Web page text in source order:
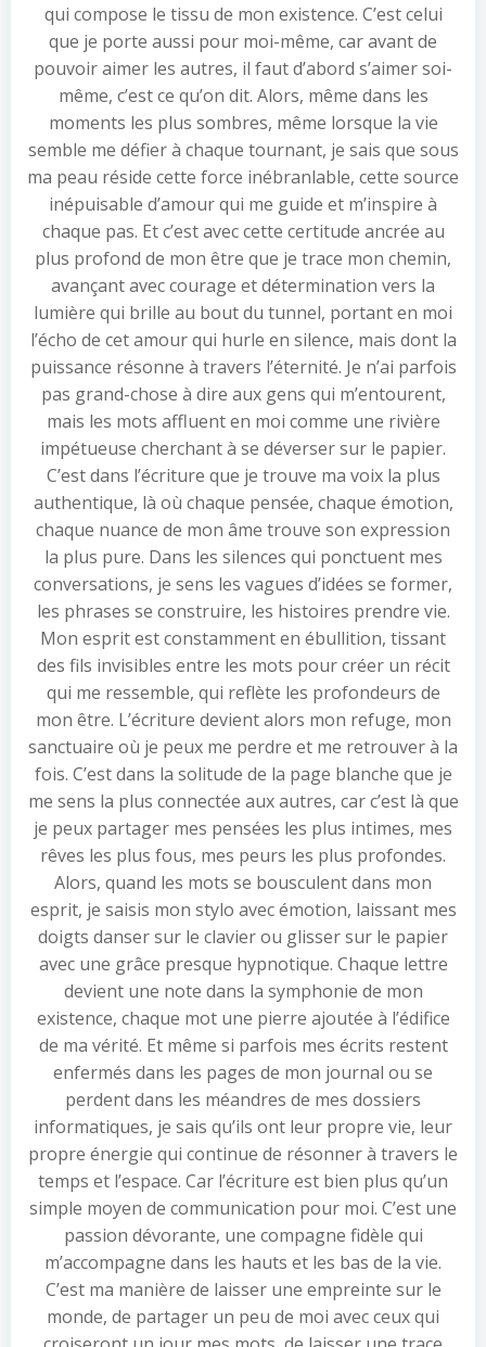
qui compose le tissu de mon existence. C’est celui
que je porte aussi pour moi-même, car avant de
pouvoir aimer les autres, il faut d’abord s’aimer soi-
même, c’est ce qu’on dit. Alors, même dans les
moments les plus sombres, même lorsque la vie
semble me défier à chaque tournant, je sais que sous
ma peau réside cette force inébranlable, cette source
inépuisable d’amour qui me guide et m’inspire à
chaque pas. Et c’est avec cette certitude ancrée au
plus profond de mon être que je trace mon chemin,
avançant avec courage et détermination vers la
lumière qui brille au bout du tunnel, portant en moi
l’écho de cet amour qui hurle en silence, mais dont la
puissance résonne à travers l’éternité. Je n’ai parfois
pas grand-chose à dire aux gens qui m’entourent,
mais les mots affluent en moi comme une rivière
impétueuse cherchant à se déverser sur le papier.
C’est dans l’écriture que je trouve ma voix la plus
authentique, là où chaque pensée, chaque émotion,
chaque nuance de mon âme trouve son expression
la plus pure. Dans les silences qui ponctuent mes
conversations, je sens les vagues d’idées se former,
les phrases se construire, les histoires prendre vie.
Mon esprit est constamment en ébullition, tissant
des fils invisibles entre les mots pour créer un récit
qui me ressemble, qui reflète les profondeurs de
mon être. L’écriture devient alors mon refuge, mon
sanctuaire où je peux me perdre et me retrouver à la
fois. C’est dans la solitude de la page blanche que je
me sens la plus connectée aux autres, car c’est là que
je peux partager mes pensées les plus intimes, mes
rêves les plus fous, mes peurs les plus profondes.
Alors, quand les mots se bousculent dans mon
esprit, je saisis mon stylo avec émotion, laissant mes
doigts danser sur le clavier ou glisser sur le papier
avec une grâce presque hypnotique. Chaque lettre
devient une note dans la symphonie de mon
existence, chaque mot une pierre ajoutée à l’édifice
de ma vérité. Et même si parfois mes écrits restent
enfermés dans les pages de mon journal ou se
perdent dans les méandres de mes dossiers
informatiques, je sais qu’ils ont leur propre vie, leur
propre énergie qui continue de résonner à travers le
temps et l’espace. Car l’écriture est bien plus qu’un
simple moyen de communication pour moi. C’est une
passion dévorante, une compagne fidèle qui
m’accompagne dans les hauts et les bas de la vie.
C’est ma manière de laisser une empreinte sur le
monde, de partager un peu de moi avec ceux qui